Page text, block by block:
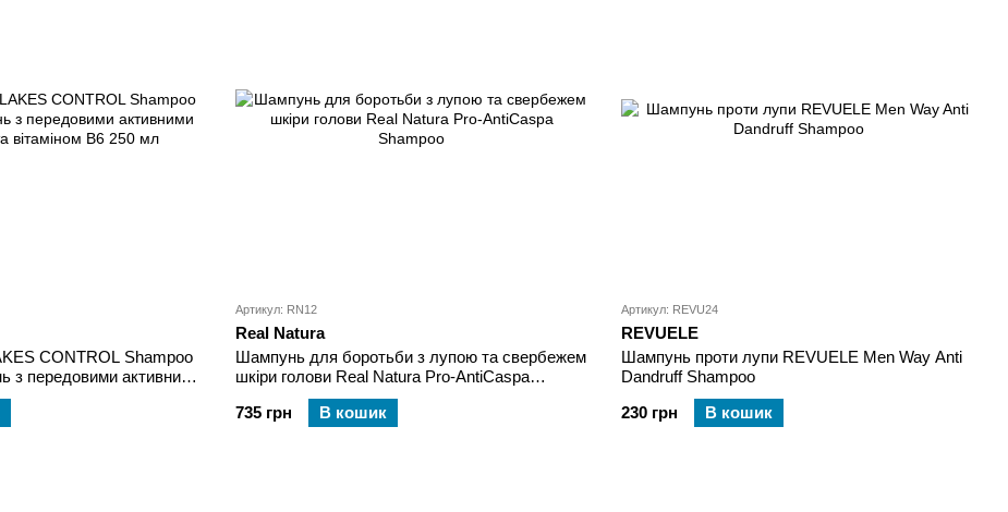
CONTROL Shampoo
передовими активними
В6 250 мл
Артикул: RN12
Real Natura
Шампунь для боротьби з лупою та свербежем
шкіри голови Real Natura Pro-AntiCaspa
735 грн
В кошик
Артикул: REVU24
REVUELE
Шампунь проти лупи REVUELE Men Way Anti
Dandruff Shampoo
230 грн
В кошик